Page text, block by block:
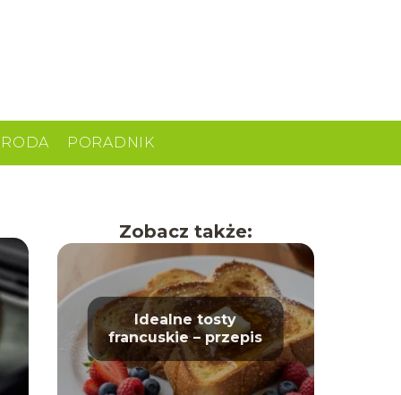
PORADNIK
Zobacz także:
Idealne tosty
francuskie – przepis